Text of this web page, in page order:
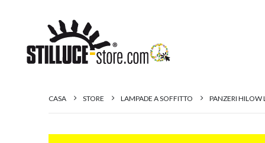
CASA STORE LAMPADE A SOFFITTO PANZERI HILOW